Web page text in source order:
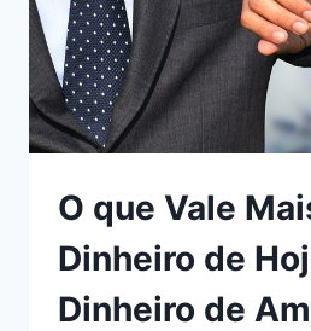
O que Vale
Dinheiro de
Dinheiro de